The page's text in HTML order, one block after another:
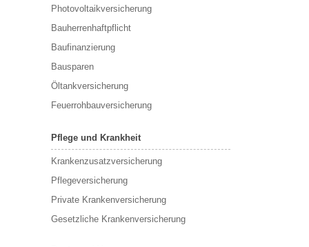
Photovoltaikversicherung
Bauherrenhaftpflicht
Baufinanzierung
Bausparen
Öltankversicherung
Feuerrohbauversicherung
Pflege und Krankheit
Krankenzusatzversicherung
Pflegeversicherung
Private Krankenversicherung
Gesetzliche Krankenversicherung